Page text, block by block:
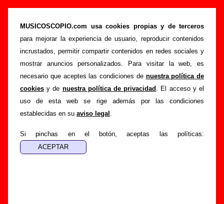
MUSICOSCOPIO.com usa cookies propias y de terceros
para mejorar la experiencia de usuario, reproducir contenidos
incrustados, permitir compartir contenidos en redes sociales y
mostrar anuncios personalizados. Para visitar la web, es
necesario que aceptes las condiciones de nuestra política de
cookies y de nuestra política de privacidad . El acceso y el
uso de esta web se rige además por las condiciones
establecidas en su aviso legal .
Si pinchas en el botón, aceptas las políticas:
“Y voló”, canción de Baby Horror (Letra e
información)
Portada >Baby Horror >Canciones >Y voló
Esta página pretende recopilar todo tipo de información
sobre lacanción "Y voló" interpretada por Baby Horror
Además de su letra, también aparecerá información sobre el
autor o los autores, sobre los discos en los que está incluido
este tema, sobre la grabación del mismo, sobre versiones a
información adicional, puedes ayudar acompletar esta
información.